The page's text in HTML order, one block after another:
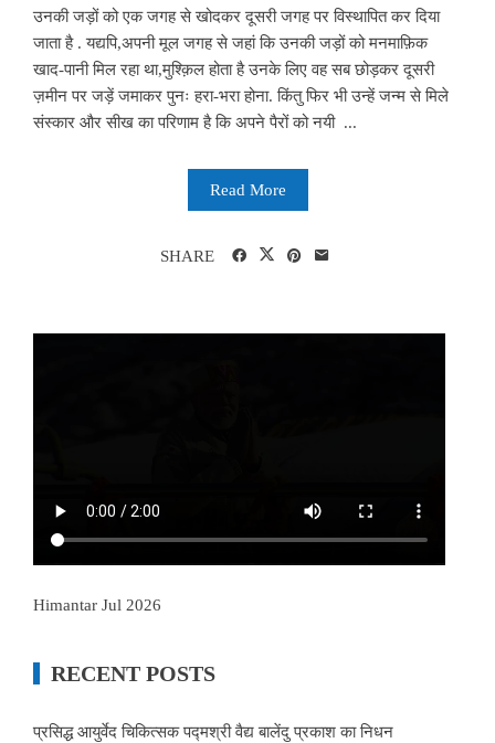
उनकी जड़ों को एक जगह से खोदकर दूसरी जगह पर विस्थापित कर दिया
जाता है . यद्यपि,अपनी मूल जगह से जहां कि उनकी जड़ों को मनमाफ़िक
खाद-पानी मिल रहा था,मुश्क़िल होता है उनके लिए वह सब छोड़कर दूसरी
ज़मीन पर जड़ें जमाकर पुनः हरा-भरा होना. किंतु फिर भी उन्हें जन्म से मिले
संस्कार और सीख का परिणाम है कि अपने पैरों को नयी ...
Read More
SHARE
Himantar Jul 2026
RECENT POSTS
प्रसिद्ध आयुर्वेद चिकित्सक पद्मश्री वैद्य बालेंदु प्रकाश का निधन